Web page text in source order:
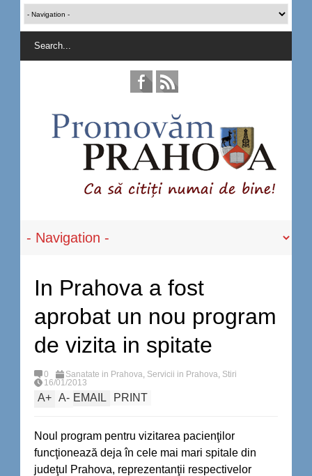
In Prahova a fost
aprobat un nou program
de vizita in spitate
0 Sanatate in Prahova, Servicii in Prahova, Stiri
16/01/2013
A+ A- EMAIL PRINT
Noul program pentru vizitarea pacienţilor
funcţionează deja în cele mai mari spitale din
judeţul Prahova, reprezentanţii respectivelor